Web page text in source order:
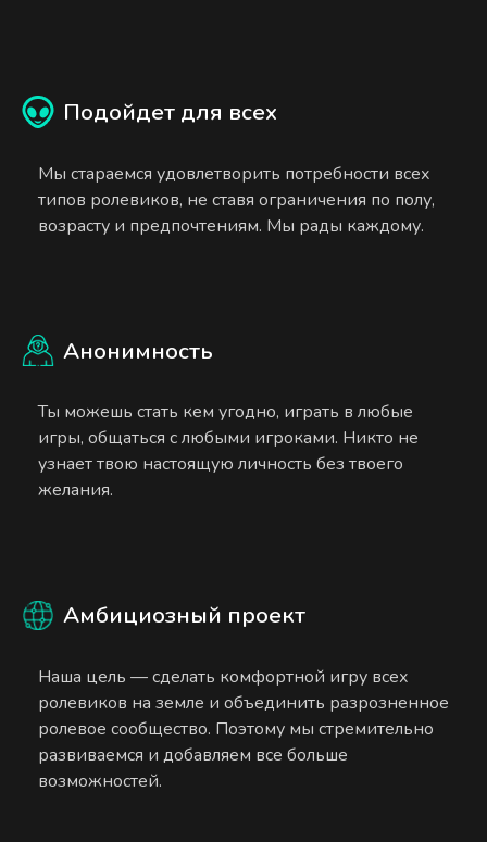
Подойдет для всех
Мы стараемся удовлетворить потребности всех
типов ролевиков, не ставя ограничения по полу,
возрасту и предпочтениям. Мы рады каждому.
Анонимность
Ты можешь стать кем угодно, играть в любые
игры, общаться с любыми игроками. Никто не
узнает твою настоящую личность без твоего
желания.
Амбициозный проект
Наша цель — сделать комфортной игру всех
ролевиков на земле и объединить разрозненное
ролевое сообщество. Поэтому мы стремительно
развиваемся и добавляем все больше
возможностей.